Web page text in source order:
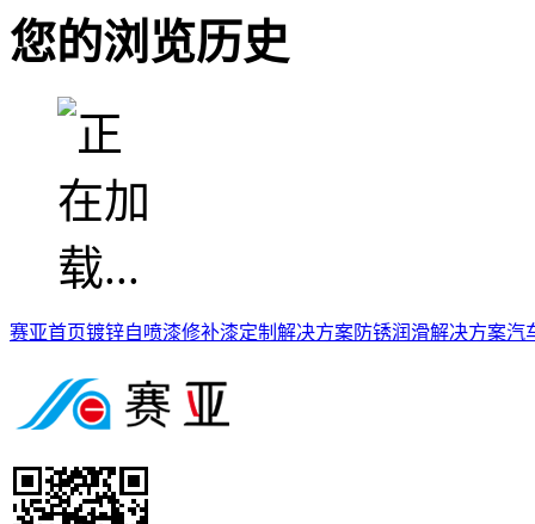
您的浏览历史
赛亚首页镀锌自喷漆修补漆定制解决方案防锈润滑解决方案汽